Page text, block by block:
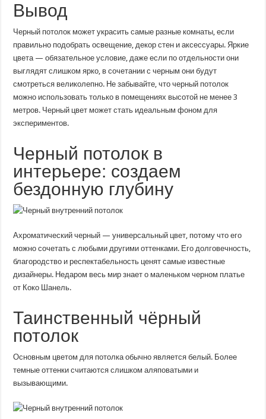
Вывод
Черный потолок может украсить самые разные комнаты, если
правильно подобрать освещение, декор стен и аксессуары. Яркие
цвета — обязательное условие, даже если по отдельности они
выглядят слишком ярко, в сочетании с черным они будут
смотреться великолепно. Не забывайте, что черный потолок
можно использовать только в помещениях высотой не менее 3
метров. Черный цвет может стать идеальным фоном для
экспериментов.
Черный потолок в
интерьере: создаем
бездонную глубину
Ахроматический черный — универсальный цвет, потому что его
можно сочетать с любыми другими оттенками. Его долговечность,
благородство и респектабельность ценят самые известные
дизайнеры. Недаром весь мир знает о маленьком черном платье
от Коко Шанель.
Таинственный чёрный
потолок
Основным цветом для потолка обычно является белый. Более
темные оттенки считаются слишком аляповатыми и
вызывающими.